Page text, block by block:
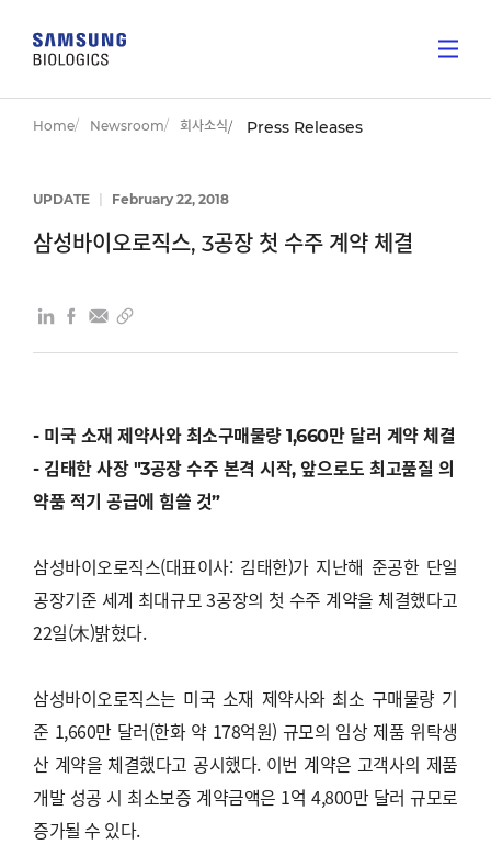
Home Newsroom 회사소식 Press Releases
UPDATE February 22, 2018
삼성바이오로직스, 3공장 첫 수주 계약 체결
- 미국 소재 제약사와 최소구매물량 1,660만 달러 계약 체결
- 김태한 사장 "3공장 수주 본격 시작, 앞으로도 최고품질 의
약품 적기 공급에 힘쓸 것”
삼성바이오로직스(대표이사: 김태한)가 지난해 준공한 단일
공장기준 세계 최대규모 3공장의 첫 수주 계약을 체결했다고
22일(木)밝혔다.
삼성바이오로직스는 미국 소재 제약사와 최소 구매물량 기
준 1,660만 달러(한화 약 178억원) 규모의 임상 제품 위탁생
산 계약을 체결했다고 공시했다. 이번 계약은 고객사의 제품
개발 성공 시 최소보증 계약금액은 1억 4,800만 달러 규모로
증가될 수 있다.